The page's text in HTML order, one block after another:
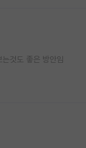
것도 좋은 방안임